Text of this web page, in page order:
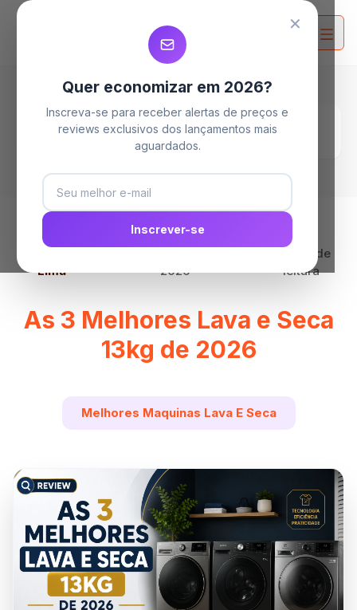
Home
Blog
As 3 Melhores Lava e Seca 13kg de 2026
Lima
2026
20 min de
leitura
As 3 Melhores Lava e Seca
13kg de 2026
Melhores Maquinas Lava E Seca
✕
Quer economizar em 2026?
Inscreva-se para receber alertas de preços e
reviews exclusivos dos lançamentos mais
aguardados.
Inscrever-se